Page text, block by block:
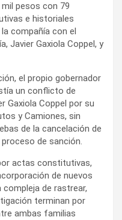
pesos con 79
e historiales
compañía con el
Javier Gaxiola Coppel, y
el propio gobernador
un conflicto de
Gaxiola Coppel por su
y Camiones, sin
de la cancelación de
de sanción.
actas constitutivas,
de nuevos
de rastrear,
terminan por
ambas familias